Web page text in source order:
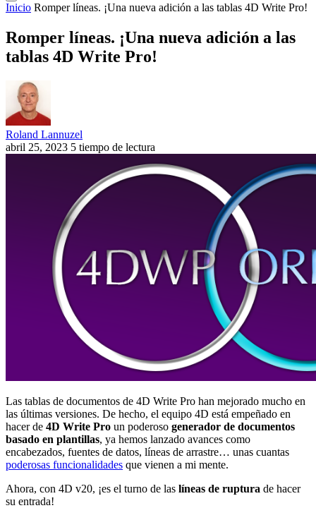
Inicio Romper líneas. ¡Una nueva adición a las tablas 4D Write Pro!
Romper líneas. ¡Una nueva adición a las
tablas 4D Write Pro!
Roland Lannuzel
abril 25, 2023 5 tiempo de lectura
Las tablas de documentos de 4D Write Pro han mejorado mucho en
las últimas versiones. De hecho, el equipo 4D está empeñado en
hacer de 4D Write Pro un poderoso generador de documentos
basado en plantillas, ya hemos lanzado avances como
encabezados, fuentes de datos, líneas de arrastre… unas cuantas
poderosas funcionalidades que vienen a mi mente.
Ahora, con 4D v20, ¡es el turno de las líneas de ruptura de hacer
su entrada!